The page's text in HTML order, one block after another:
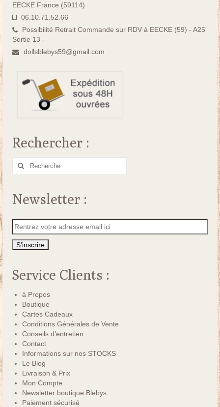
EECKE France (59114)
06.10.71.52.66
Possibilité Retrait Commande sur RDV à EECKE (59) - A25
Sortie 13 -
dollsblebys59@gmail.com
Rechercher :
Rechercher
Newsletter :
Service Clients :
à Propos
Boutique
Cartes Cadeaux
Conditions Générales de Vente
Conseils d’entretien
Contact
Informations sur nos STOCKS
Le Blog
Livraison & Prix
Mon Compte
Newsletter boutique Blebys
Paiement sécurisé